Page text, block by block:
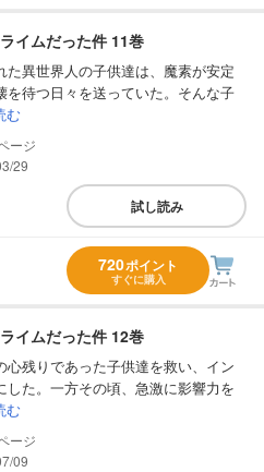
イムだった件 11巻
た異世界人の子供達は、魔素が安定
を待つ日々を送っていた。そんな子
む
29
試し読み
720ポイント
すぐに購入
イムだった件 12巻
心残りであった子供達を救い、イン
した。一方その頃、急激に影響力を
む
09